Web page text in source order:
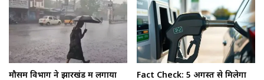
मौसम विभाग ने झारखंड में लगाया
Fact Check: 5 अगस्त से मिलेगा